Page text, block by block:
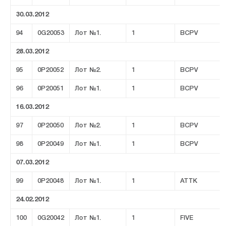
30.03.2012
94 0G20053 Лот №1. 1 BCPV
28.03.2012
95 0P20052 Лот №2. 1 BCPV
96 0P20051 Лот №1. 1 BCPV
16.03.2012
97 0P20050 Лот №2. 1 BCPV
98 0P20049 Лот №1. 1 BCPV
07.03.2012
99 0P20048 Лот №1. 1 ATTK
24.02.2012
100 0G20042 Лот №1. 1 FIVE